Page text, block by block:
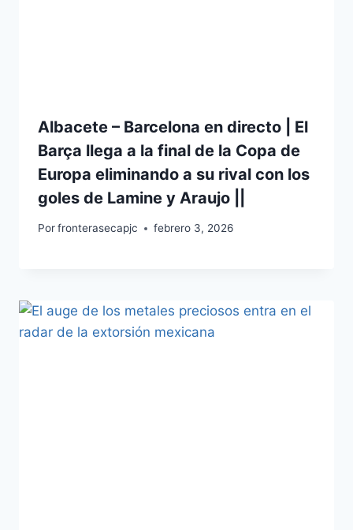
Albacete – Barcelona en directo | El
Barça llega a la final de la Copa de
Europa eliminando a su rival con los
goles de Lamine y Araujo ||
Porfronterasecapjc febrero 3, 2026